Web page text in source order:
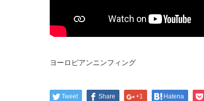
ヨーロピアンニンフィング
Tweet Share +1 Hatena